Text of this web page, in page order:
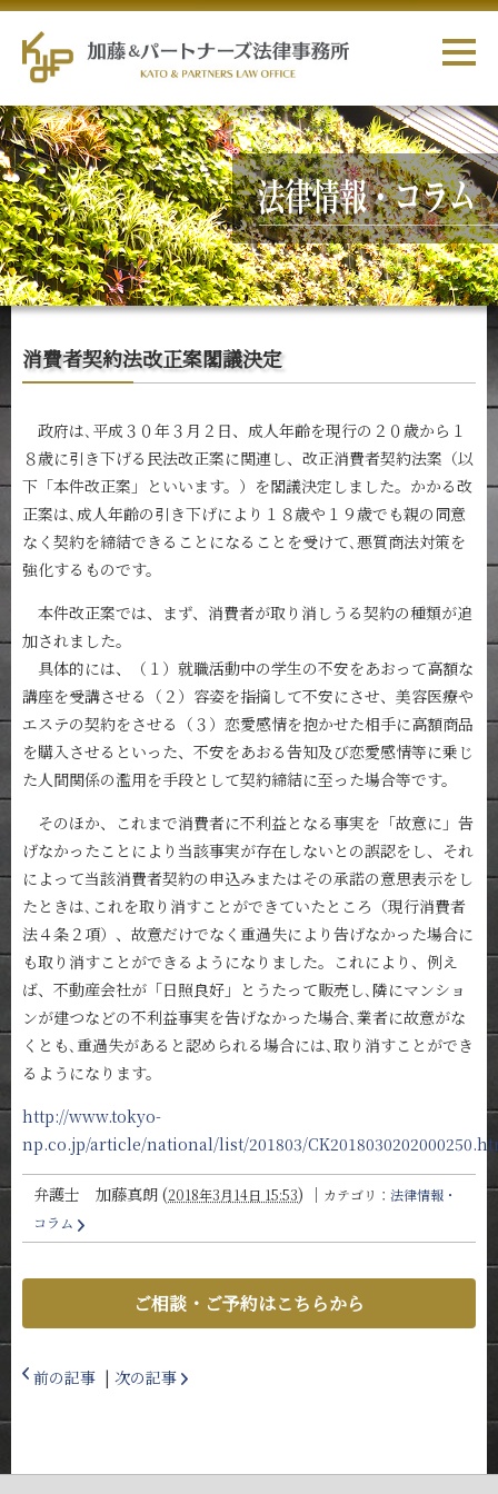
消費者契約法改正案閣議決定
政府は､平成３０年３月２日、成人年齢を現行の２０歳から１
８歳に引き下げる民法改正案に関連し、改正消費者契約法案（以
下「本件改正案」といいます。）を閣議決定しました。かかる改
正案は､成人年齢の引き下げにより１８歳や１９歳でも親の同意
なく契約を締結できることになることを受けて､悪質商法対策を
強化するものです。
本件改正案では、まず、消費者が取り消しうる契約の種類が追
加されました。
具体的には、（１）就職活動中の学生の不安をあおって高額な
講座を受講させる（２）容姿を指摘して不安にさせ、美容医療や
エステの契約をさせる（３）恋愛感情を抱かせた相手に高額商品
を購入させるといった、不安をあおる告知及び恋愛感情等に乗じ
た人間関係の濫用を手段として契約締結に至った場合等です。
そのほか、これまで消費者に不利益となる事実を「故意に」告
げなかったことにより当該事実が存在しないとの誤認をし、それ
によって当該消費者契約の申込みまたはその承諾の意思表示をし
たときは､これを取り消すことができていたところ（現行消費者
法４条２項）、故意だけでなく重過失により告げなかった場合に
も取り消すことができるようになりました。これにより、例え
ば、不動産会社が「日照良好」とうたって販売し､隣にマンショ
ンが建つなどの不利益事実を告げなかった場合､業者に故意がな
くとも､重過失があると認められる場合には､取り消すことができ
るようになります。
http://www.tokyo-
np.co.jp/article/national/list/201803/
弁護士 加藤真朗 (2018年3月14日 15:53) ｜ カテゴリ： 法律情報・
コラム
ご相談・ご予約はこちらから
前の記事 | 次の記事